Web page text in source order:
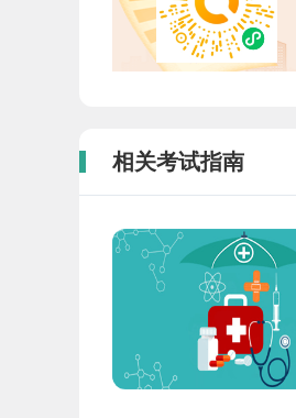
相关考试指南